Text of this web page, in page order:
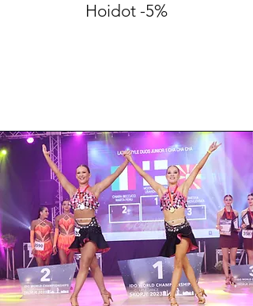
Hoidot -5%